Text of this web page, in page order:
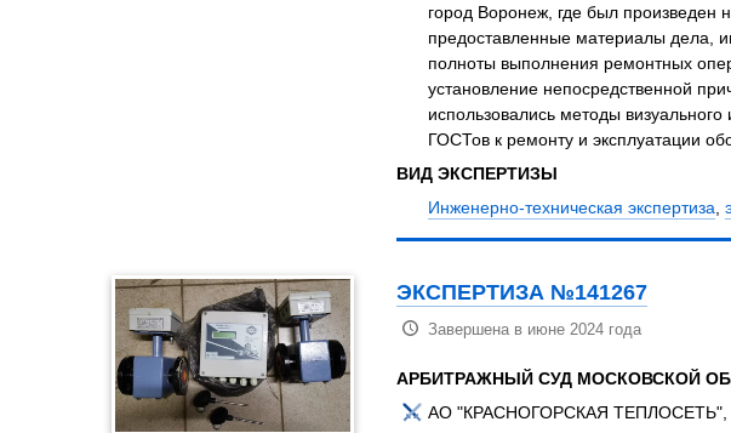
город Воронеж, где был произведен
предоставленные материалы дела,
полноты выполнения ремонтных
установление непосредственной
использовались методы
ГОСТов к ремонту и эксплуатации
ВИД ЭКСПЕРТИЗЫ
Инженерно-техническая экспертиза,
ЭКСПЕРТИЗА №141267
Завершена в июне 2024 года
АРБИТРАЖНЫЙ СУД МОСКОВСКОЙ
АО "КРАСНОГОРСКАЯ